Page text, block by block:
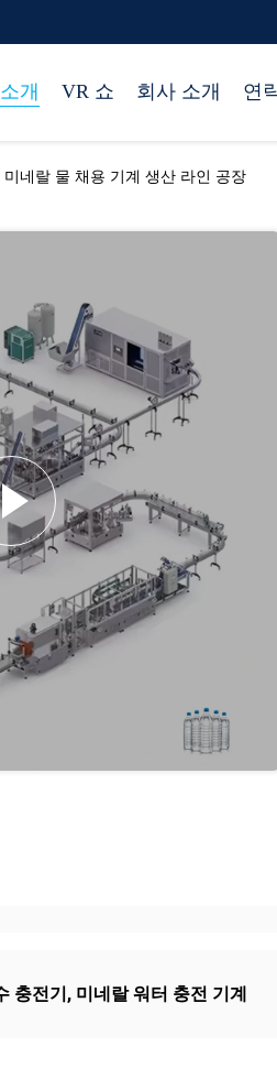
개 VR 쇼 회사 소개 연
네랄 물 채용 기계 생산 라인 공장
충전기, 미네랄 워터 충전 기계